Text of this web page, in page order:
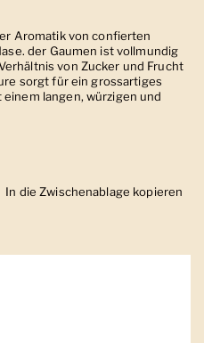
Aromatik von confierten
der Gaumen ist vollmundig
von Zucker und Frucht
sorgt für ein grossartiges
langen, würzigen und
In die Zwischenablage kopieren